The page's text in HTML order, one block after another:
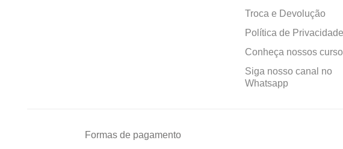
Troca e Devolução
Política de Privacidade
Conheça nossos
Siga nosso canal no
Whatsapp
Formas de pagamento